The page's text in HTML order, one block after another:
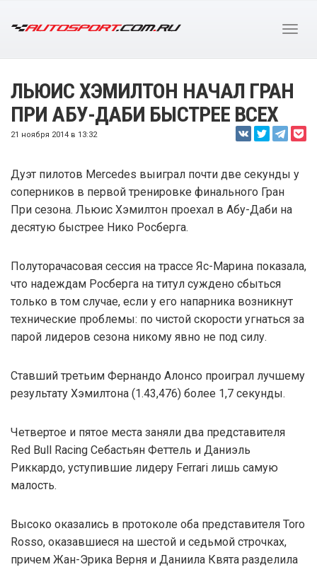
ЛЬЮИС ХЭМИЛТОН НАЧАЛ ГРАН
ПРИ АБУ-ДАБИ БЫСТРЕЕ ВСЕХ
21 ноября 2014 в 13:32
Дуэт пилотов Mercedes выиграл почти две секунды у
соперников в первой тренировке финального Гран
При сезона. Льюис Хэмилтон проехал в Абу-Даби на
десятую быстрее Нико Росберга.
Полуторачасовая сессия на трассе Яс-Марина показала,
что надеждам Росберга на титул суждено сбыться
только в том случае, если у его напарника возникнут
технические проблемы: по чистой скорости угнаться за
парой лидеров сезона никому явно не под силу.
Ставший третьим Фернандо Алонсо проиграл лучшему
результату Хэмилтона (1.43,476) более 1,7 секунды.
Четвертое и пятое места заняли два представителя
Red Bull Racing Себастьян Феттель и Даниэль
Риккардо, уступившие лидеру Ferrari лишь самую
малость.
Высоко оказались в протоколе оба представителя Toro
Rosso, оказавшиеся на шестой и седьмой строчках,
причем Жан-Эрика Верня и Даниила Квята разделила